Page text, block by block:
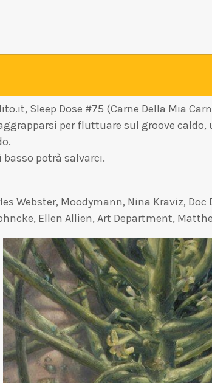
Sleep Dose #75 (Carne Della Mia
per fluttuare sul groove
potrà salvarci.
Webster, Moodymann, Nina Kraviz,
Ellen Allien, Art Department,